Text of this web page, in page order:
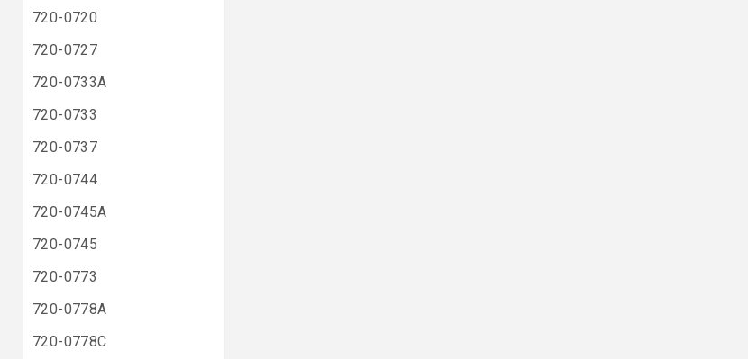
720-0720
720-0727
720-0733A
720-0733
720-0737
720-0744
720-0745A
720-0745
720-0773
720-0778A
720-0778C